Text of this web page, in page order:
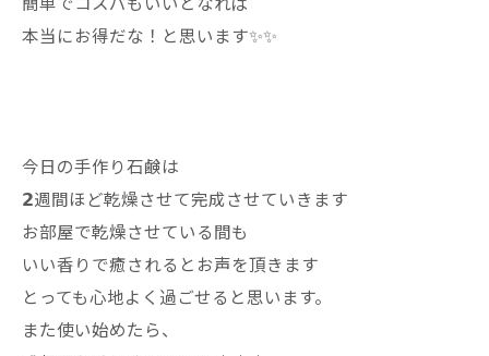
本当にお得だな！と思います✨✨
今日の手作り石鹸は
𝟮週間ほど乾燥させて完成させていきます
お部屋で乾燥させている間も
いい香りで癒されるとお声を頂きます
とっても心地よく過ごせると思います。
また使い始めたら、